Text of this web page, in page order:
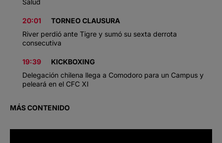
20:01
TORNEO CLAUSURA
River perdió ante Tigre y sumó su sexta derrota
consecutiva
19:39
KICKBOXING
Delegación chilena llega a Comodoro para un Campus y
peleará en el CFC XI
MÁS CONTENIDO